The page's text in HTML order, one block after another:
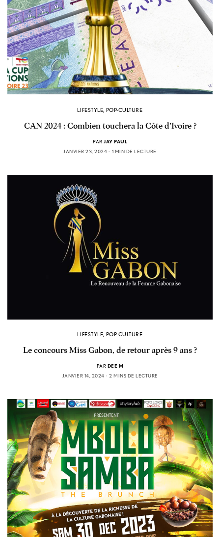
LIFESTYLE, POP-CULTURE
CAN 2024 : Combien touchera la Côte d’Ivoire ?
PAR JAY PAUL
JANVIER 23, 2024
1 MIN DE LECTURE
LIFESTYLE, POP-CULTURE
Le concours Miss Gabon, de retour après 9 ans ?
PAR DEE M
JANVIER 14, 2024
2 MINS DE LECTURE